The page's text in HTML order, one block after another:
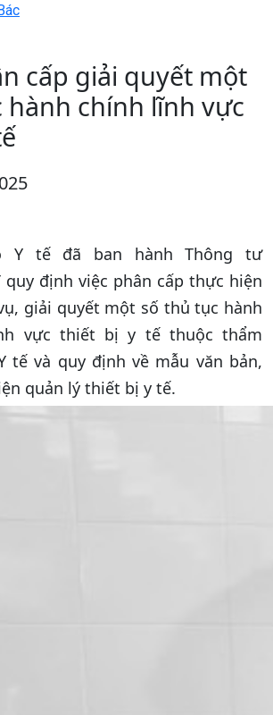
cấp giải quyết một
hành chính lĩnh vực
Y tế đã ban hành Thông tư
quy định việc phân cấp thực hiện
giải quyết một số thủ tục hành
vực thiết bị y tế thuộc thẩm
tế và quy định về mẫu văn bản,
quản lý thiết bị y tế.